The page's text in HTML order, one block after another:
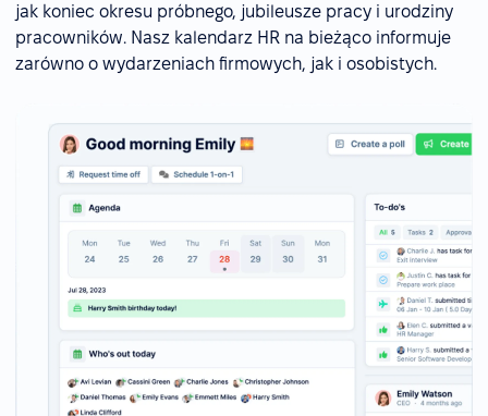
jak koniec okresu próbnego, jubileusze pracy i urodziny
pracowników. Nasz kalendarz HR na bieżąco informuje
zarówno o wydarzeniach firmowych, jak i osobistych.